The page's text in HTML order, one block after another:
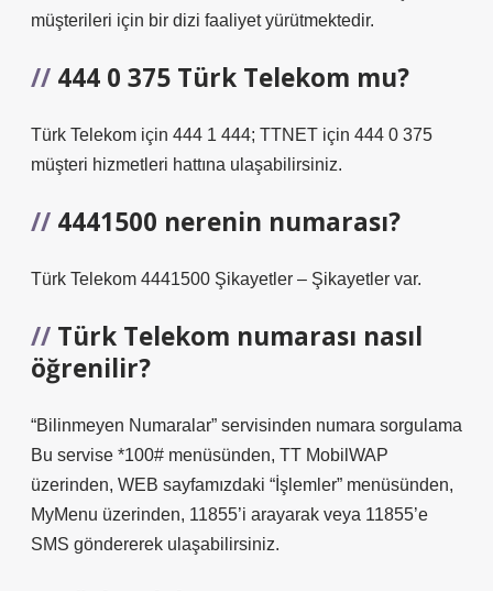
müşterileri için bir dizi faaliyet yürütmektedir.
444 0 375 Türk Telekom mu?
Türk Telekom için 444 1 444; TTNET için 444 0 375
müşteri hizmetleri hattına ulaşabilirsiniz.
4441500 nerenin numarası?
Türk Telekom 4441500 Şikayetler – Şikayetler var.
Türk Telekom numarası nasıl
öğrenilir?
“Bilinmeyen Numaralar” servisinden numara sorgulama
Bu servise *100# menüsünden, TT MobilWAP
üzerinden, WEB sayfamızdaki “İşlemler” menüsünden,
MyMenu üzerinden, 11855’i arayarak veya 11855’e
SMS göndererek ulaşabilirsiniz.